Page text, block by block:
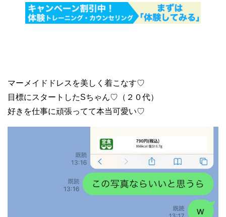
マーメイドドレスを美しく着こなす♡
目標にスタートしたSちゃん♡（２０代）
好きを仕事に頑張ってて本当可愛い♡